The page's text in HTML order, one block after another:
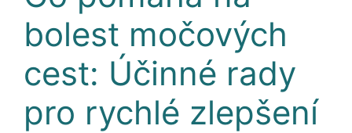
bolest močových
cest: Účinné rady
pro rychlé zlepšení